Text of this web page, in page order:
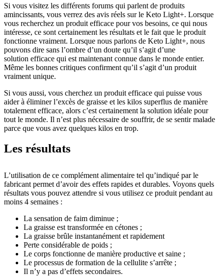
Si vous visitez les différents forums qui parlent de produits
amincissants, vous verrez des avis réels sur le Keto Light+. Lorsque
vous recherchez un produit efficace pour vos besoins, ce qui nous
intéresse, ce sont certainement les résultats et le fait que le produit
fonctionne vraiment. Lorsque nous parlons de Keto Light+, nous
pouvons dire sans l’ombre d’un doute qu’il s’agit d’une
solution efficace qui est maintenant connue dans le monde entier.
Même les bonnes critiques confirment qu’il s’agit d’un produit
vraiment unique.
Si vous aussi, vous cherchez un produit efficace qui puisse vous
aider à éliminer l’excès de graisse et les kilos superflus de manière
totalement efficace, alors c’est certainement la solution idéale pour
tout le monde. Il n’est plus nécessaire de souffrir, de se sentir malade
parce que vous avez quelques kilos en trop.
Les résultats
L’utilisation de ce complément alimentaire tel qu’indiqué par le
fabricant permet d’avoir des effets rapides et durables. Voyons quels
résultats vous pouvez attendre si vous utilisez ce produit pendant au
moins 4 semaines :
La sensation de faim diminue ;
La graisse est transformée en cétones ;
La graisse brûle instantanément et rapidement
Perte considérable de poids ;
Le corps fonctionne de manière productive et saine ;
Le processus de formation de la cellulite s’arrête ;
Il n’y a pas d’effets secondaires.